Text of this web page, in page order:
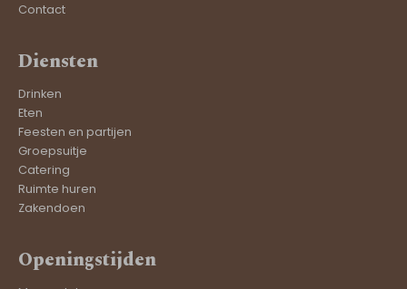
Contact
Diensten
Drinken
Eten
Feesten en partijen
Groepsuitje
Catering
Ruimte huren
Zakendoen
Openingstijden